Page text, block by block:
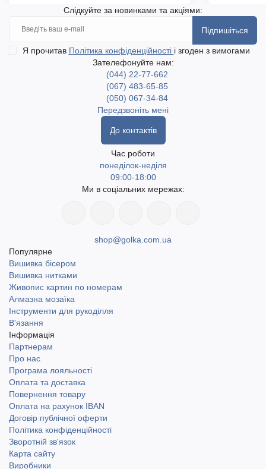
Слідкуйте за новинками та акціями:
Підпишіться
Я прочитав Політика конфіденційності і згоден з вимогами
Зателефонуйте нам:
(044) 22-77-662
(067) 483-65-85
(050) 067-34-84
Передзвоніть мені
До контактів
Час роботи
понеділок-неділя
09:00-18:00
Ми в соціальних мережах:
shop@golka.com.ua
Популярне
Вишивка бісером
Вишивка нитками
Живопис картин по номерам
Алмазна мозаїка
Інструменти для рукоділля
В'язання
Інформація
Партнерам
Про нас
Програма лояльності
Оплата та доставка
Повернення товару
Оплата на рахунок IBAN
Договір публічної оферти
Політика конфіденційності
Зворотній зв'язок
Карта сайту
Виробники